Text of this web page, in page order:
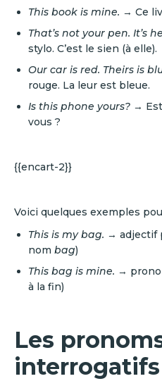
This book is mine. → Ce
That’s not your pen. It’s
stylo. C’est le sien (à elle).
Our car is red. Theirs is
rouge. La leur est bleue.
Is this phone yours? →
vous ?
{{encart-2}}
Voici quelques exemples
This is my bag. → adjectif
nom bag)
This bag is mine. →
à la fin)
Les
interrogatifs